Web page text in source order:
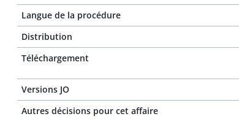
Langue de la procédure
Distribution
Téléchargement
Versions JO
Autres décisions pour cet affaire